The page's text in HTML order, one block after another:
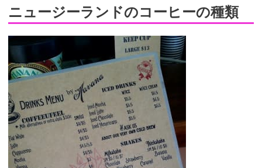
ニュージーランドのコーヒーの種類